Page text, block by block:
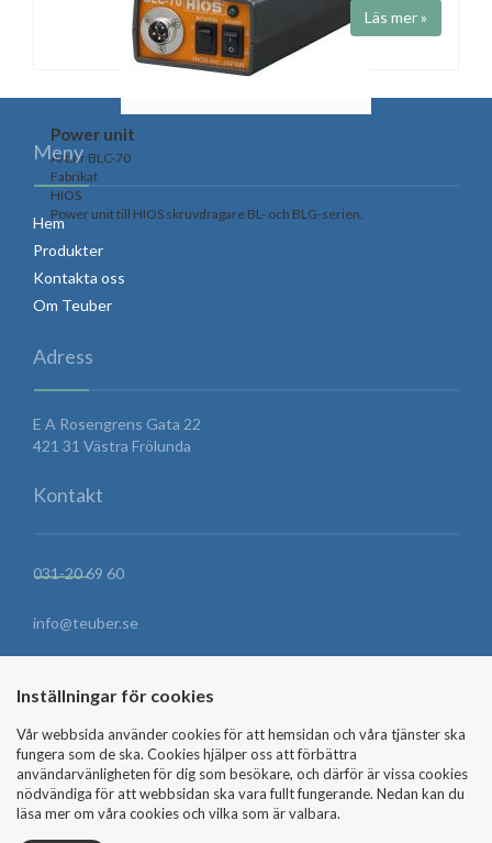
Power unit
Art.nr BLC-70
Fabrikat
HIOS
Power unit till HIOS skruvdragare BL- och BLG-serien.
Läs mer »
Meny
Hem
Produkter
Kontakta oss
Om Teuber
Adress
E A Rosengrens Gata 22
421 31 Västra Frölunda
Kontakt
031-20 69 60
info@teuber.se
SKICKA MEDDELANDE
Inställningar för cookies
Vår webbsida använder cookies för att hemsidan och våra tjänster ska
fungera som de ska. Cookies hjälper oss att förbättra
användarvänligheten för dig som besökare, och därför är vissa cookies
nödvändiga för att webbsidan ska vara fullt fungerande. Nedan kan du
läsa mer om våra cookies och vilka som är valbara.